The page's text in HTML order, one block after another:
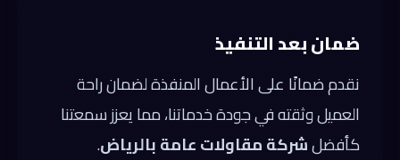
ضمان بعد التنفيذ
نقدم ضمانًا على الأعمال المنفذة لضمان راحة
العميل وثقته في جودة خدماتنا، مما يعزز سمعتنا
كأفضلشركة مقاولات عامة بالرياض.